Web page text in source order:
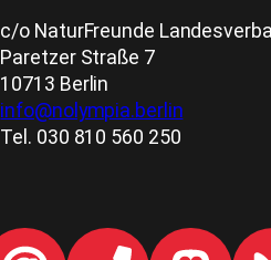
c/o NaturFreunde
Paretzer Straße 7
10713 Berlin
info@nolympia.berlin
Tel. 030 810 560 250